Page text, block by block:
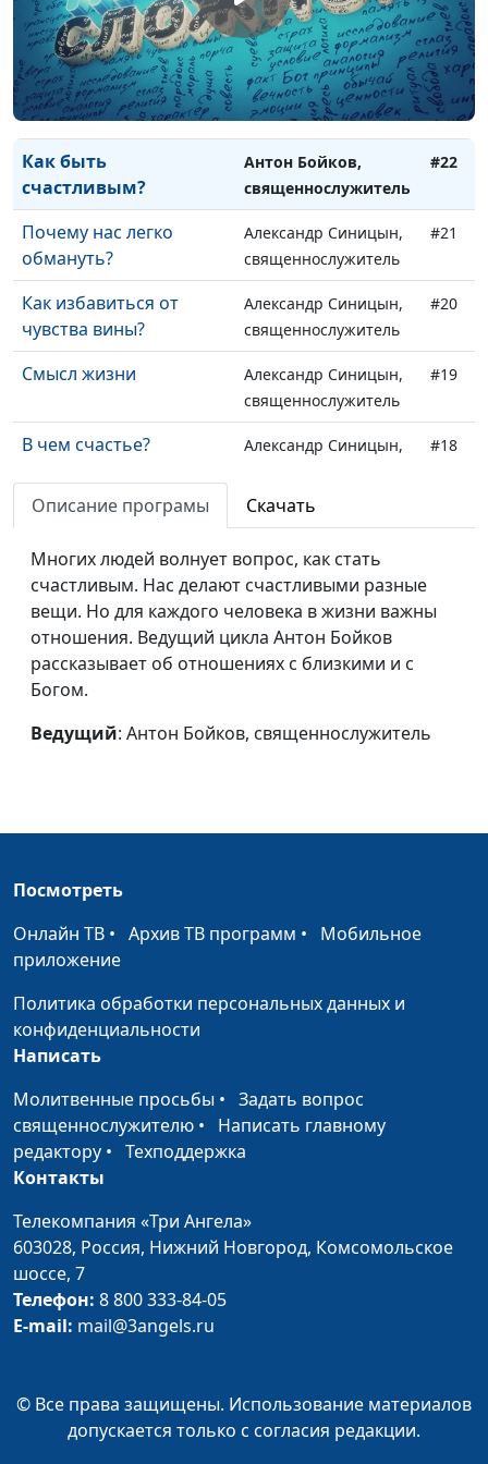
Зависимость от чужого
мнения
Антон Бойков,
священнослужитель
#24
Для чего я родился?
Антон Бойков,
священнослужитель
#23
Как быть
счастливым?
Антон Бойков,
священнослужитель
#22
Почему нас легко
обмануть?
Александр Синицын,
священнослужитель
#21
Как избавиться от
чувства вины?
Александр Синицын,
священнослужитель
#20
Смысл жизни
Александр Синицын,
священнослужитель
#19
В чем счастье?
Александр Синицын,
#18
Что такое религия?
Александр Синицын,
Правда об
экстрасенсах
Александр Синицын,
священнослужитель
Осторожно:
мошенники!
Александр Синицын,
Ложное чувство вины
Александр Синицын,
Чувство вины
Александр Синицын,
Что такое грех?
Александр Синицын,
священнослужитель
Что такое вера?
Александр Синицын,
Обижаешься. А
знаешь, почему?
Александр Синицын,
священнослужитель
Как справиться с
завистью?
Страх. Почему мы его
Александр Синицын,
Описание програмы Скачать
Многих людей волнует вопрос, как стать
счастливым. Нас делают счастливыми разные
вещи. Но для каждого человека в жизни важны
отношения. Ведущий цикла Антон Бойков
рассказывает об отношениях с близкими и с
Богом.
Ведущий: Антон Бойков, священнослужитель
Посмотреть
Онлайн ТВ • Архив ТВ программ • Мобильное
приложение
Политика обработки персональных данных и
конфиденциальности
Написать
Молитвенные просьбы • Задать вопрос
священнослужителю • Написать главному
редактору • Техподдержка
Контакты
Телекомпания «Три Ангела»
603028, Россия, Нижний Новгород, Комсомольское
шоссе, 7
Телефон: 8 800 333-84-05
E-mail: mail@3angels.ru
© Все права защищены. Использование материалов
допускается только с согласия редакции.